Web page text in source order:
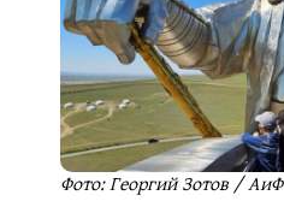
Фото: Георгий Зотов / АиФ